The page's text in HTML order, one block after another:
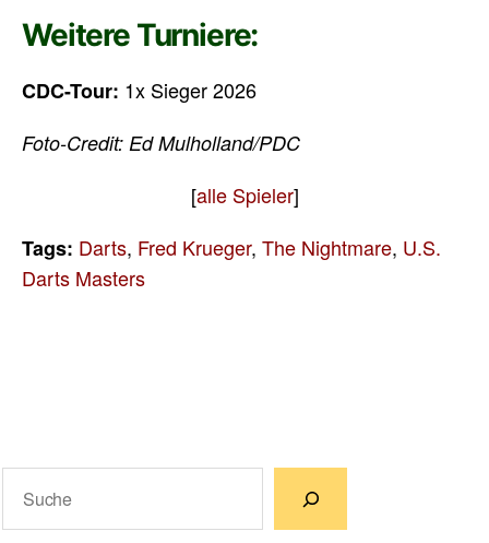
Weitere Turniere:
CDC-Tour: 1x Sieger 2026
Foto-Credit: Ed Mulholland/PDC
[alle Spieler]
Tags: Darts, Fred Krueger, The Nightmare, U.S.
Darts Masters